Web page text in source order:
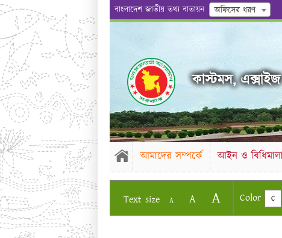
বাংলাদেশ জাতীয় তথ্য বাতায়ন অফিসের ধরণ
কাস্টমস, এক্সাইজ
আমাদের সম্পর্কে আইন ও
Text size A A A Color C